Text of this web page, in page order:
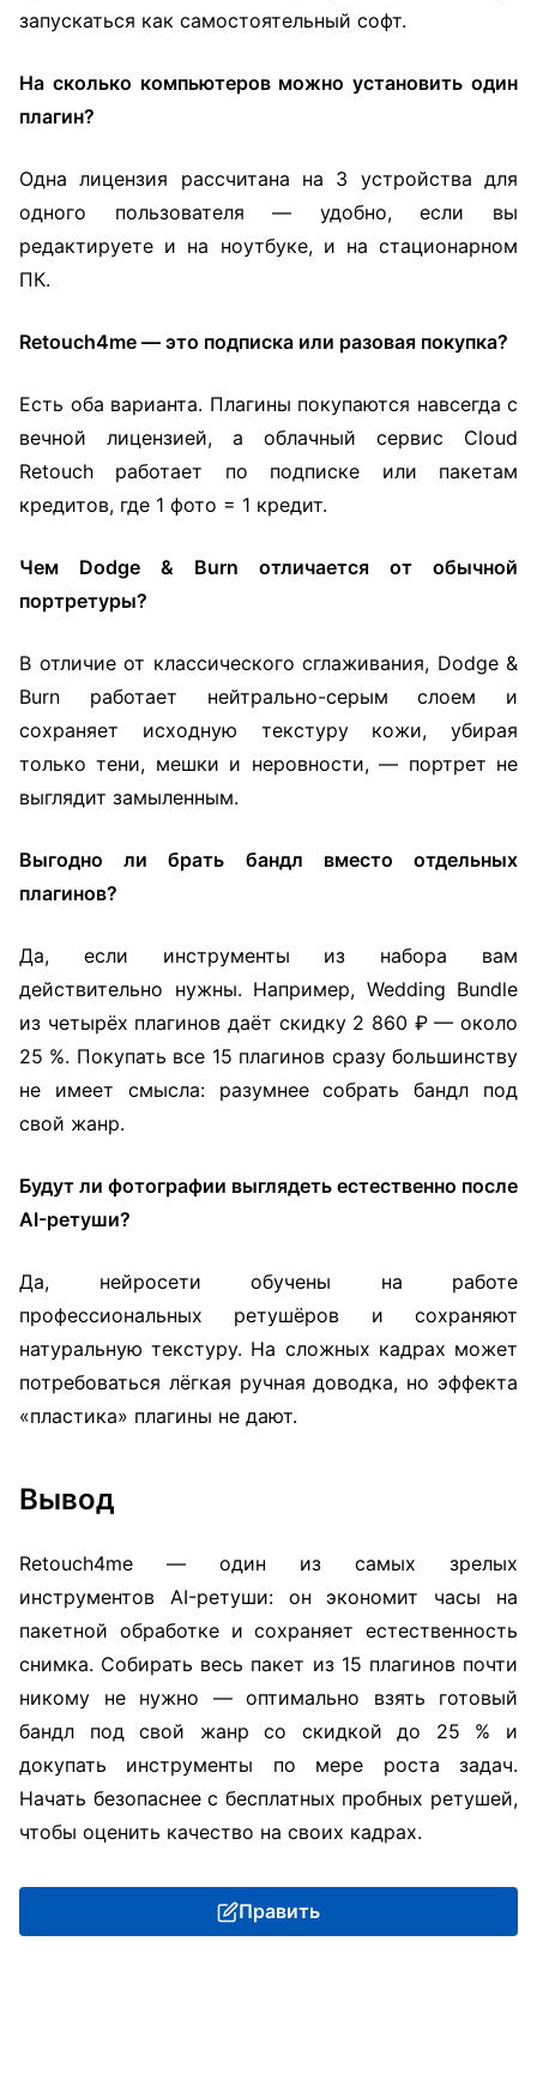
запускаться как самостоятельный софт.
На сколько компьютеров можно установить один
плагин?
Одна лицензия рассчитана на 3 устройства для
одного пользователя — удобно, если вы
редактируете и на ноутбуке, и на стационарном
ПК.
Retouch4me — это подписка или разовая покупка?
Есть оба варианта. Плагины покупаются навсегда с
вечной лицензией, а облачный сервис Cloud
Retouch работает по подписке или пакетам
кредитов, где 1 фото = 1 кредит.
Чем Dodge & Burn отличается от обычной
портретуры?
В отличие от классического сглаживания, Dodge &
Burn работает нейтрально-серым слоем и
сохраняет исходную текстуру кожи, убирая
только тени, мешки и неровности, — портрет не
выглядит замыленным.
Выгодно ли брать бандл вместо отдельных
плагинов?
Да, если инструменты из набора вам
действительно нужны. Например, Wedding Bundle
из четырёх плагинов даёт скидку 2 860 ₽ — около
25 %. Покупать все 15 плагинов сразу большинству
не имеет смысла: разумнее собрать бандл под
свой жанр.
Будут ли фотографии выглядеть естественно после
AI-ретуши?
Да, нейросети обучены на работе
профессиональных ретушёров и сохраняют
натуральную текстуру. На сложных кадрах может
потребоваться лёгкая ручная доводка, но эффекта
«пластика» плагины не дают.
Вывод
Retouch4me — один из самых зрелых
инструментов AI-ретуши: он экономит часы на
пакетной обработке и сохраняет естественность
снимка. Собирать весь пакет из 15 плагинов почти
никому не нужно — оптимально взять готовый
бандл под свой жанр со скидкой до 25 % и
докупать инструменты по мере роста задач.
Начать безопаснее с бесплатных пробных ретушей,
чтобы оценить качество на своих кадрах.
Править